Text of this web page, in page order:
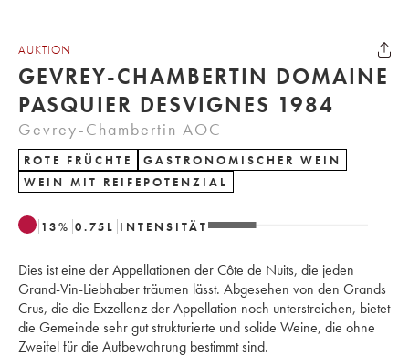
AUKTION
GEVREY-CHAMBERTIN DOMAINE
PASQUIER DESVIGNES 1984
Gevrey-Chambertin AOC
ROTE FRÜCHTE
GASTRONOMISCHER WEIN
WEIN MIT REIFEPOTENZIAL
13% 0.75 L INTENSITÄT
Dies ist eine der Appellationen der Côte de Nuits, die jeden
Grand-Vin-Liebhaber träumen lässt. Abgesehen von den Grands
Crus, die die Exzellenz der Appellation noch unterstreichen, bietet
die Gemeinde sehr gut strukturierte und solide Weine, die ohne
Zweifel für die Aufbewahrung bestimmt sind.